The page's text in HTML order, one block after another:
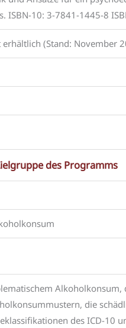
ISBN-10: 3-7841-1445-8
(Stand: November
des Programms
Alkoholkonsum,
die
des ICD-10